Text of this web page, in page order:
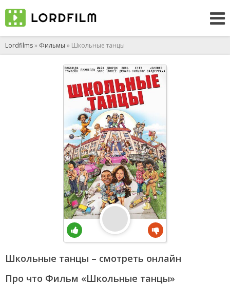
Lordfilms» Фильмы » Школьные танцы
Школьные танцы – смотреть онлайн
Про что Фильм «Школьные танцы»